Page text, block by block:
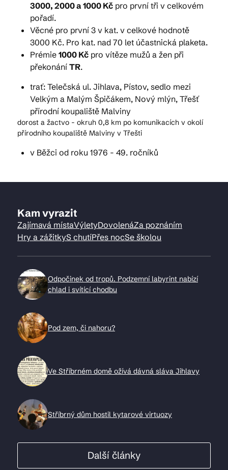
3000, 2000 a 1000 Kč pro první tři v celkovém
pořadí.
Věcné pro první 3 v kat. v celkové hodnotě
3000 Kč. Pro kat. nad 70 let účastnická plaketa.
Prémie 1000 Kč pro vítěze mužů a žen při
překonání TR.
trať: Telečská ul. Jihlava, Pístov, sedlo mezi
Velkým a Malým Špičákem, Nový mlýn, Třešť
přírodní koupaliště Malviny
dorost a žactvo - okruh 0,8 km po komunikacích v okolí
přírodního koupaliště Malviny v Třešti
v Běžci od roku 1976 - 49. ročníků
Kam vyrazit
Zajímavá místaVýletyDovolenáZa poznáním
Hry a zážitkyS chutíPřes nocSe školou
Odpočinek od tropů. Podzemní labyrint nabízí
chlad i svítící chodbu
Pod zem, či nahoru?
Ve Stříbrném domě ožívá dávná sláva Jihlavy
Stříbrný dům hostil kytarové virtuozy
Další články